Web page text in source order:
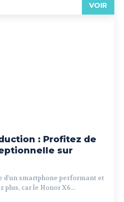
VOIR
: Profitez de
sur
d'un smartphone performant et
plus, car le Honor X6...